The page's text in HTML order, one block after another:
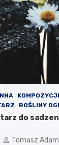
ROŚLINY
do
Tomasz